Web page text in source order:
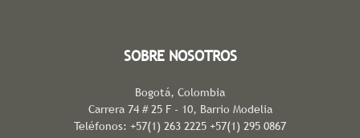
SOBRE NOSOTROS
Bogotá, Colombia
Carrera 74 # 25 F - 10, Barrio Modelia
Teléfonos: +57(1) 263 2225 +57(1) 295 0867